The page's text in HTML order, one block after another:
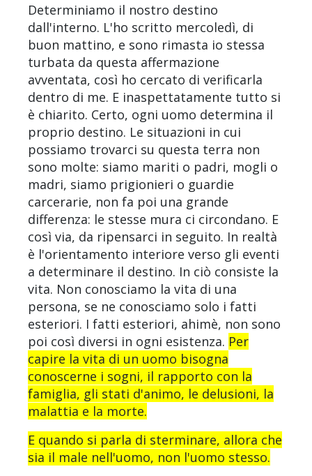
Determiniamo il nostro destino
dall'interno. L'ho scritto mercoledì, di
buon mattino, e sono rimasta io stessa
turbata da questa affermazione
avventata, così ho cercato di verificarla
dentro di me. E inaspettatamente tutto si
è chiarito. Certo, ogni uomo determina il
proprio destino. Le situazioni in cui
possiamo trovarci su questa terra non
sono molte: siamo mariti o padri, mogli o
madri, siamo prigionieri o guardie
carcerarie, non fa poi una grande
differenza: le stesse mura ci circondano. E
così via, da ripensarci in seguito. In realtà
è l'orientamento interiore verso gli eventi
a determinare il destino. In ciò consiste la
vita. Non conosciamo la vita di una
persona, se ne conosciamo solo i fatti
esteriori. I fatti esteriori, ahimè, non sono
poi così diversi in ogni esistenza. Per
capire la vita di un uomo bisogna
conoscerne i sogni, il rapporto con la
famiglia, gli stati d'animo, le delusioni, la
malattia e la morte.
E quando si parla di sterminare, allora che
sia il male nell'uomo, non l'uomo stesso.